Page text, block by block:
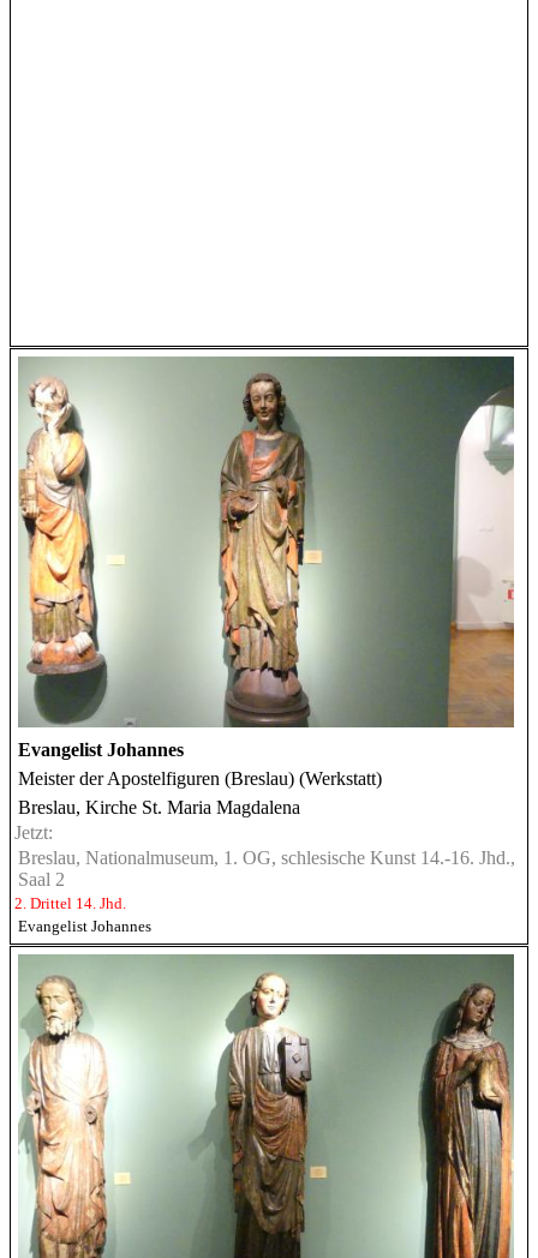
Evangelist Johannes
Meister der Apostelfiguren (Breslau) (Werkstatt)
Breslau, Kirche St. Maria Magdalena
Jetzt:
Breslau, Nationalmuseum, 1. OG, schlesische Kunst 14.-16. Jhd.,
Saal 2
2. Drittel 14. Jhd.
Evangelist Johannes